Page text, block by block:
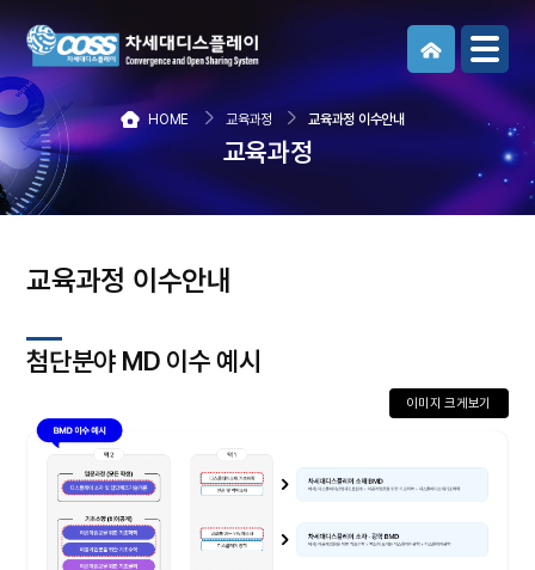
메뉴보기
HOME 교육과정 교육과정 이수안내
교육과정
교육과정 이수안내
첨단분야 MD 이수 예시
이미지 크게보기